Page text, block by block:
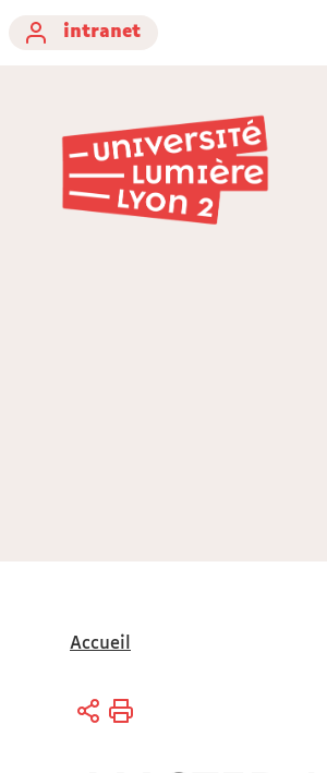
intranet
Vous
ici :
Accueil